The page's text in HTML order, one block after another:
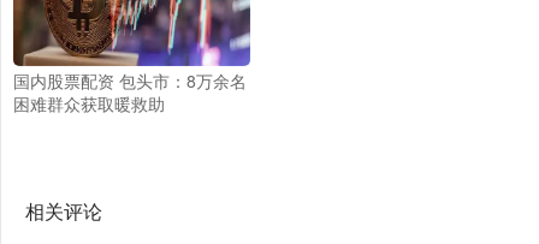
国内股票配资 包头市：8万余名
困难群众获取暖救助
相关评论